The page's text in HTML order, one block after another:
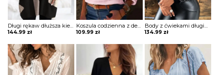
Długi rękaw dłuższa kieszenie geometryczny wzór do pracy na co dzień wygodna sweter bluza Daisie
144.99 zł
Koszula codzienna z dekoltem w kształcie gwiazdy bluzka Oscarina
109.99 zł
Body z ćwiekami długim rękawem Kaludka
134.99 zł